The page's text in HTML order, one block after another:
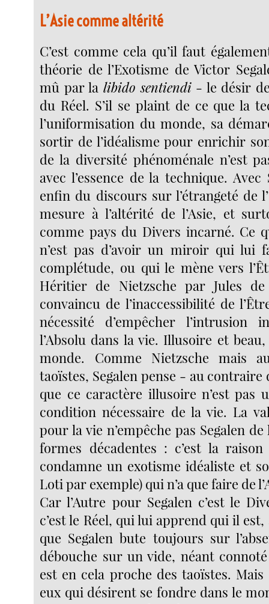
L’Asie comme altérité
C’est comme cela qu’il faut
théorie de l’Exotisme de Victor
mû par la libido sentiendi - le désir
du Réel. S’il se plaint de ce que la
l’uniformisation du monde, sa
sortir de l’idéalisme pour enrichir
de la diversité phénoménale n’est
avec l’essence de la technique.
enfin du discours sur l’étrangeté de
mesure à l’altérité de l’Asie, et
comme pays du Divers incarné. Ce
n’est pas d’avoir un miroir qui lui
complétude, ou qui le mène vers
Héritier de Nietzsche par Jules
convaincu de l’inaccessibilité de
nécessité d’empêcher l’intrusion
l’Absolu dans la vie. Illusoire et
monde. Comme Nietzsche mais
taoïstes, Segalen pense - au contraire
que ce caractère illusoire n’est pas
condition nécessaire de la vie. La
pour la vie n’empêche pas Segalen
formes décadentes : c’est la
condamne un exotisme idéaliste et
Loti par exemple) qui n’a que faire de
Car l’Autre pour Segalen c’est le
c’est le Réel, qui lui apprend qui il
que Segalen bute toujours sur
débouche sur un vide, néant
est en cela proche des taoïstes.
eux qui désirent se fondre dans le